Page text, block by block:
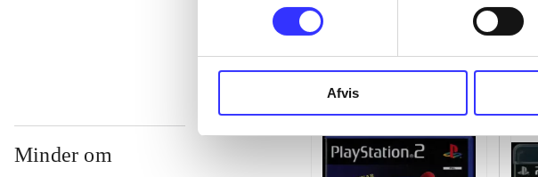
Afvis
...
Minder om